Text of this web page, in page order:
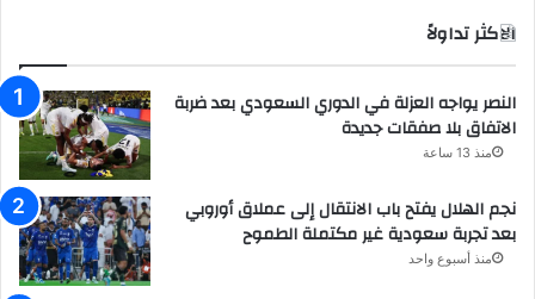
الاكثر تداولاً
النصر يواجه العزلة في الدوري السعودي بعد ضربة
الاتفاق بلا صفقات جديدة
منذ 13 ساعة
نجم الهلال يفتح باب الانتقال إلى عملاق أوروبي
بعد تجربة سعودية غير مكتملة الطموح
منذ أسبوع واحد